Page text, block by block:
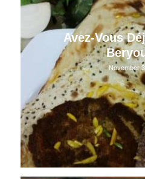
Avez-Vous
November